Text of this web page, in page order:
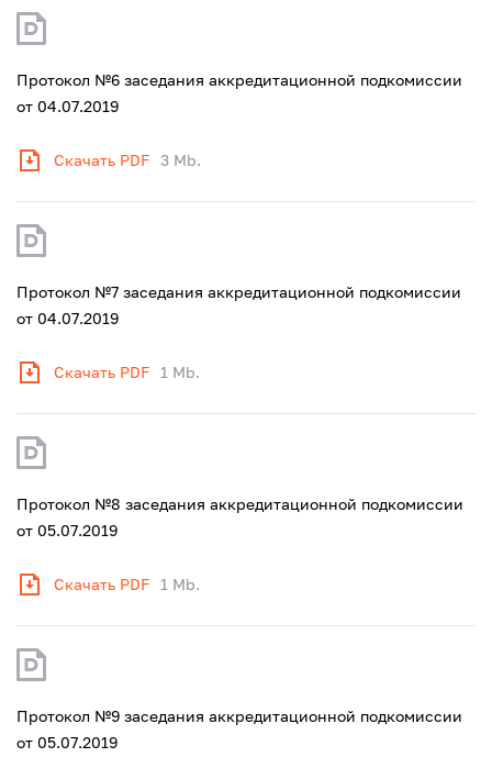
Протокол №6 заседания аккредитационной подкомиссии
от 04.07.2019
Скачать PDF 3 Mb.
Протокол №7 заседания аккредитационной подкомиссии
от 04.07.2019
Скачать PDF 1 Mb.
Протокол №8 заседания аккредитационной подкомиссии
от 05.07.2019
Скачать PDF 1 Mb.
Протокол №9 заседания аккредитационной подкомиссии
от 05.07.2019